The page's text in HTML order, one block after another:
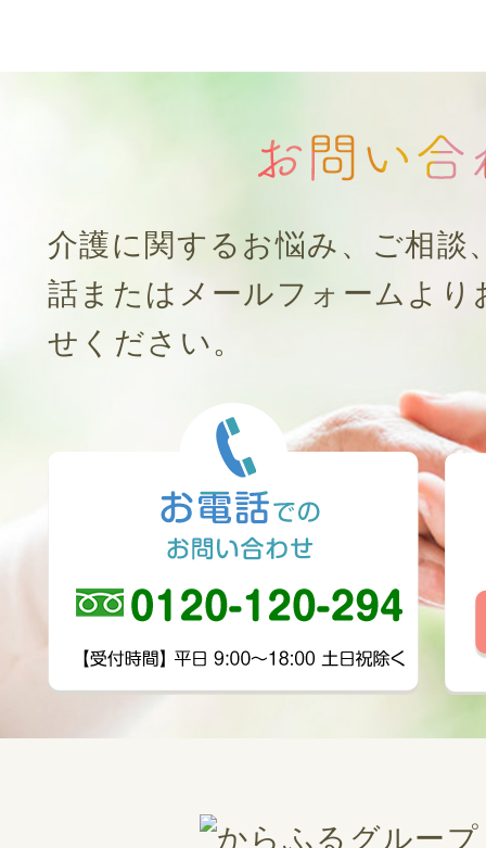
介護に関するお悩み、ご相談
話またはメールフォームより
せください。